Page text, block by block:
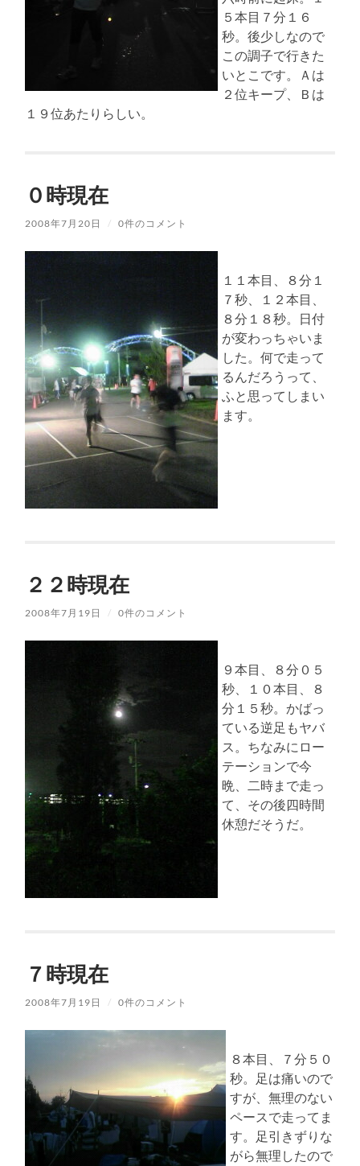
５本目７分１６
秒。後少しなので
この調子で行きた
いとこです。Ａは
２位キープ、Ｂは
１９位あたりらしい。
０時現在
2008年7月20日 / 0件のコメント
１１本目、８分１
７秒、１２本目、
８分１８秒。日付
が変わっちゃいま
した。何で走って
るんだろうって、
ふと思ってしまい
ます。
２２時現在
2008年7月19日 / 0件のコメント
９本目、８分０５
秒、１０本目、８
分１５秒。かばっ
ている逆足もヤバ
ス。ちなみにロー
テーションで今
晩、二時まで走っ
て、その後四時間
休憩だそうだ。
７時現在
2008年7月19日 / 0件のコメント
８本目、７分５０
秒。足は痛いので
すが、無理のない
ペースで走ってま
す。足引きずりな
がら無理したので